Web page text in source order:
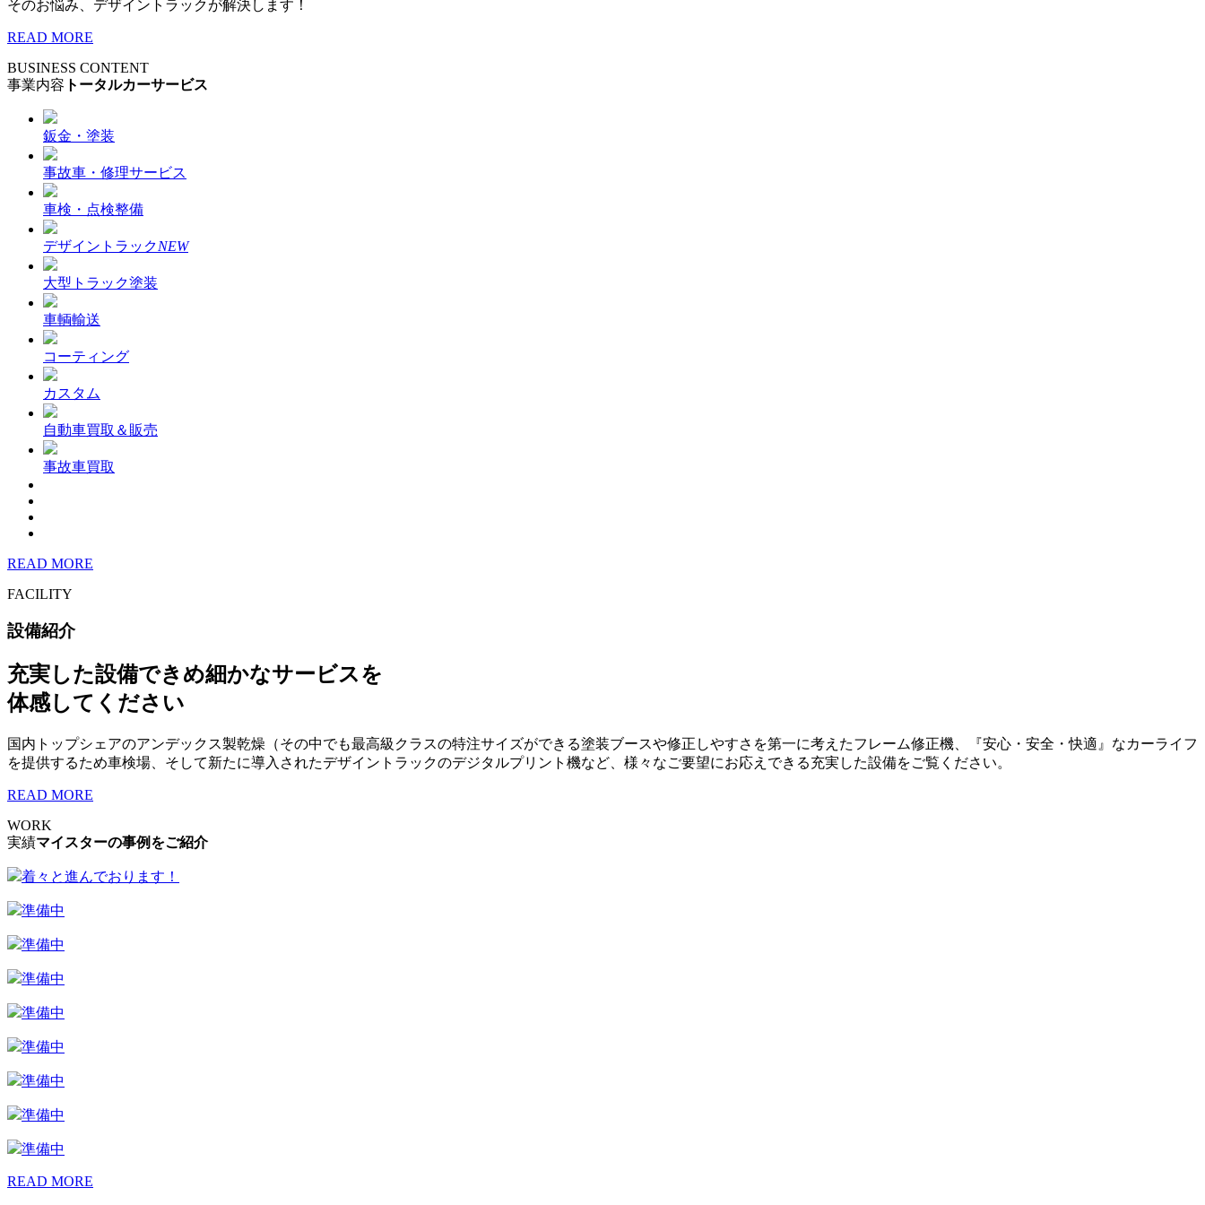
そのお悩み、デザイントラックが解決します！
READ MORE
BUSINESS CONTENT
事業内容 トータルカーサービス
鈑金・塗装
事故車・修理サービス
車検・点検整備
デザイントラックNEW
大型トラック塗装
車輌輸送
コーティング
カスタム
自動車買取＆販売
事故車買取
READ MORE
FACILITY
設備紹介
充実した設備できめ細かなサービスを
体感してください
国内トップシェアのアンデックス製乾燥（その中でも最高級クラスの特注サイズができる塗装ブースや修正しやすさを第一に考えたフレーム修正機、『安心・安全・快適』なカーライフ
を提供するため車検場、そして新たに導入されたデザイントラックのデジタルプリント機など、様々なご要望にお応えできる充実した設備をご覧ください。
READ MORE
WORK
実績マイスターの事例をご紹介
着々と進んでおります！
準備中
準備中
準備中
準備中
準備中
準備中
準備中
準備中
READ MORE